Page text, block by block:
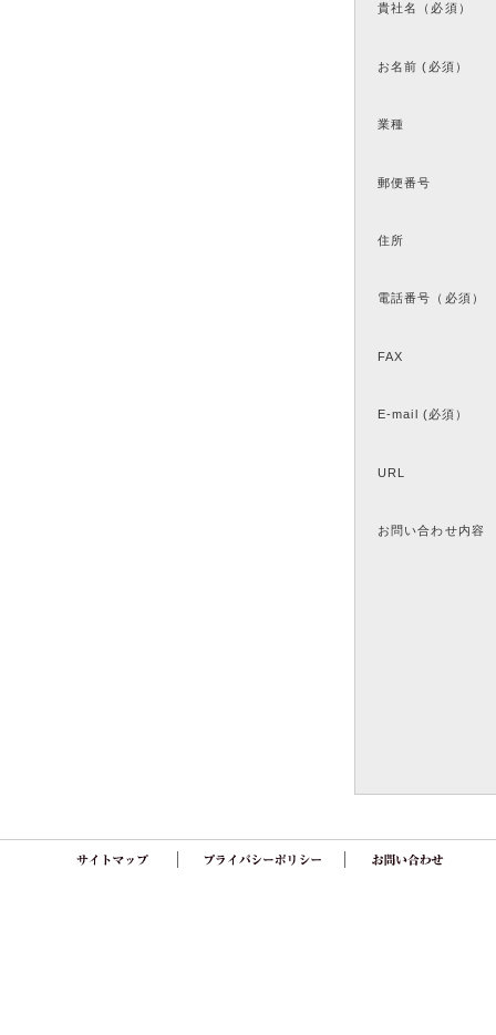
貴社名（必須）
お名前 (必須）
業種
郵便番号
住所
電話番号（必須）
FAX
E-mail (必須）
URL
お問い合わせ内容